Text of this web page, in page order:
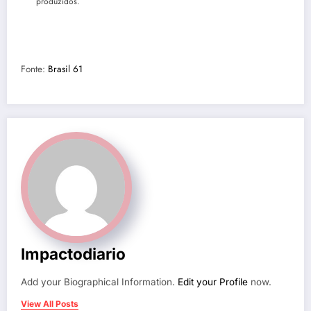
Fonte: Brasil 61
Impactodiario
Add your Biographical Information. Edit your Profile now.
View All Posts